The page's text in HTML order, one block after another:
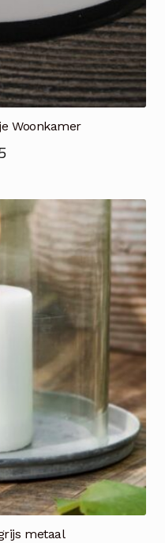
Woonkamer
metaal